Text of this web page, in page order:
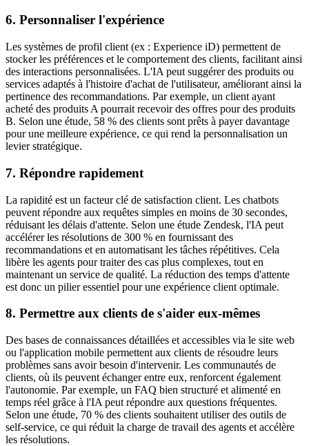
6. Personnaliser l'expérience
Les systèmes de profil client (ex : Experience iD) permettent de
stocker les préférences et le comportement des clients, facilitant ainsi
des interactions personnalisées. L'IA peut suggérer des produits ou
services adaptés à l'histoire d'achat de l'utilisateur, améliorant ainsi la
pertinence des recommandations. Par exemple, un client ayant
acheté des produits A pourrait recevoir des offres pour des produits
B. Selon une étude, 58 % des clients sont prêts à payer davantage
pour une meilleure expérience, ce qui rend la personnalisation un
levier stratégique.
7. Répondre rapidement
La rapidité est un facteur clé de satisfaction client. Les chatbots
peuvent répondre aux requêtes simples en moins de 30 secondes,
réduisant les délais d'attente. Selon une étude Zendesk, l'IA peut
accélérer les résolutions de 300 % en fournissant des
recommandations et en automatisant les tâches répétitives. Cela
libère les agents pour traiter des cas plus complexes, tout en
maintenant un service de qualité. La réduction des temps d'attente
est donc un pilier essentiel pour une expérience client optimale.
8. Permettre aux clients de s'aider eux-mêmes
Des bases de connaissances détaillées et accessibles via le site web
ou l'application mobile permettent aux clients de résoudre leurs
problèmes sans avoir besoin d'intervenir. Les communautés de
clients, où ils peuvent échanger entre eux, renforcent également
l'autonomie. Par exemple, un FAQ bien structuré et alimenté en
temps réel grâce à l'IA peut répondre aux questions fréquentes.
Selon une étude, 70 % des clients souhaitent utiliser des outils de
self-service, ce qui réduit la charge de travail des agents et accélère
les résolutions.